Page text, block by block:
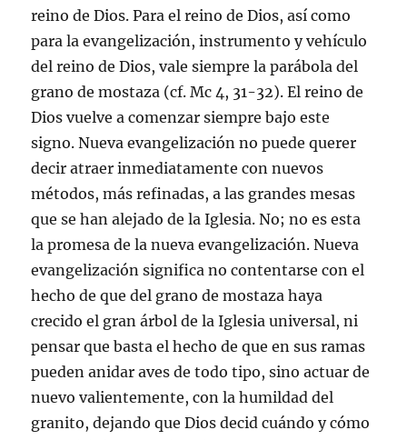
reino de Dios. Para el reino de Dios, así como
para la evangelización, instrumento y vehículo
del reino de Dios, vale siempre la parábola del
grano de mostaza (cf. Mc 4, 31-32). El reino de
Dios vuelve a comenzar siempre bajo este
signo. Nueva evangelización no puede querer
decir atraer inmediatamente con nuevos
métodos, más refinadas, a las grandes mesas
que se han alejado de la Iglesia. No; no es esta
la promesa de la nueva evangelización. Nueva
evangelización significa no contentarse con el
hecho de que del grano de mostaza haya
crecido el gran árbol de la Iglesia universal, ni
pensar que basta el hecho de que en sus ramas
pueden anidar aves de todo tipo, sino actuar de
nuevo valientemente, con la humildad del
granito, dejando que Dios decid cuándo y cómo